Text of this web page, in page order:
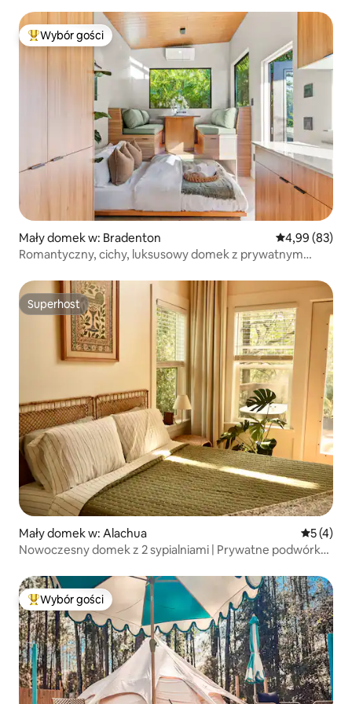
Najpopularniejsze z kategorii Wybór gości
Wybór gości
Mały domek w: Bradenton Średnia
4,99 (83)
Romantyczny, cichy, luksusowy domek z prywatnym
Superhost
Superhost
Mały domek w: Alachua Średnia
5 (4)
Nowoczesny domek z 2 sypialniami | Prywatne podwórko
Najpopularniejsze z kategorii Wybór gości
Wybór gości